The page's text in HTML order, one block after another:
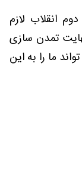
انقلاب لازم
تمدن سازی
ما را به این